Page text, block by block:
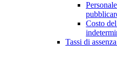
Costo
Tassi di assenza